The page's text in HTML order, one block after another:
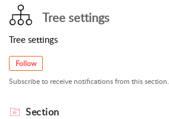
Tree settings
Tree settings
Follow
Subscribe to receive notifications from this section.
Section